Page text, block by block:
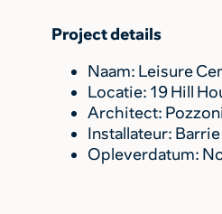
Project details
Naam: Leisure
Locatie: 19 Hill
Architect:
Installateur:
Opleverdatum: